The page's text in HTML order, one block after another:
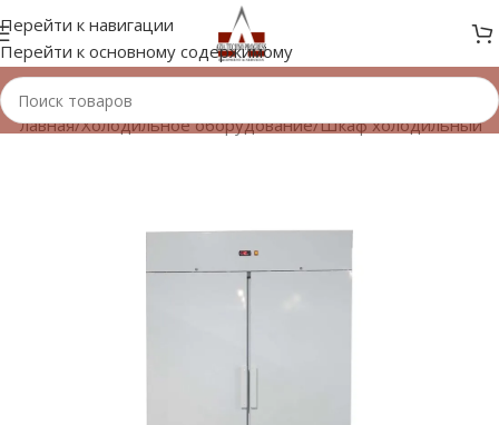
Перейти к навигации
Перейти к основному содержимому
Главная/Холодильное оборудование/Шкаф холодильный